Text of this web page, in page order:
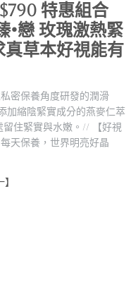
特惠組合
戀 玫瑰激熱緊
草本好視能有
密保養角度研發的潤滑
加縮陰緊實成分的燕麥仁萃
住緊實與水嫩。// 【好視
天保養，世界明亮好晶